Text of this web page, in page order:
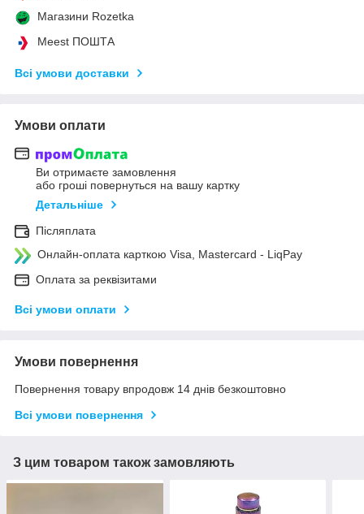
Магазини Rozetka
Meest ПОШТА
Всі умови доставки
Умови оплати
Ви отримаєте замовлення
або гроші повернуться на вашу картку
Детальніше
Післяплата
Онлайн-оплата карткою Visa, Mastercard - LiqPay
Оплата за реквізитами
Всі умови оплати
Умови повернення
Повернення товару впродовж 14 днів безкоштовно
Всі умови повернення
З цим товаром також замовляють